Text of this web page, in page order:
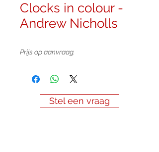
Clocks in colour -
Andrew Nicholls
Prijs op aanvraag.
Stel een vraag